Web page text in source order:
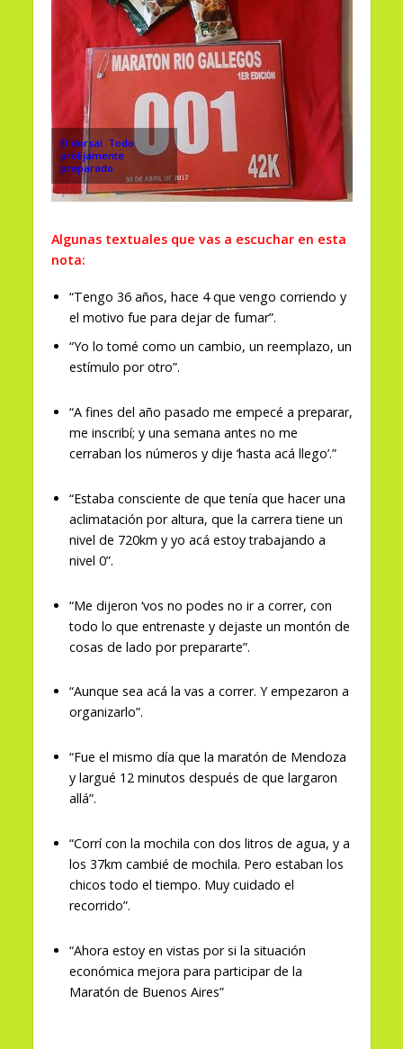
El dorsal. Todo
prolijamente
preparado
Algunas textuales que vas a escuchar en esta
nota:
“Tengo 36 años, hace 4 que vengo corriendo y
el motivo fue para dejar de fumar”.
“Yo lo tomé como un cambio, un reemplazo, un
estímulo por otro”.
“A fines del año pasado me empecé a preparar,
me inscribí; y una semana antes no me
cerraban los números y dije ‘hasta acá llego’.”
“Estaba consciente de que tenía que hacer una
aclimatación por altura, que la carrera tiene un
nivel de 720km y yo acá estoy trabajando a
nivel 0”.
“Me dijeron ‘vos no podes no ir a correr, con
todo lo que entrenaste y dejaste un montón de
cosas de lado por prepararte”.
“Aunque sea acá la vas a correr. Y empezaron a
organizarlo”.
“Fue el mismo día que la maratón de Mendoza
y largué 12 minutos después de que largaron
allá”.
“Corrí con la mochila con dos litros de agua, y a
los 37km cambié de mochila. Pero estaban los
chicos todo el tiempo. Muy cuidado el
recorrido”.
“Ahora estoy en vistas por si la situación
económica mejora para participar de la
Maratón de Buenos Aires”